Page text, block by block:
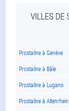
VILLES DE
Prostaline à Genève
Prostaline à Bâle
Prostaline à Lugano
Prostaline à Altenrhein